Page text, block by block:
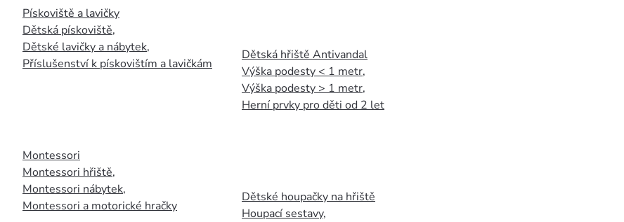
Pískoviště a lavičky
Dětská pískoviště,
Dětské lavičky a nábytek,
Příslušenství k pískovištím a lavičkám
Montessori
Montessori hřiště,
Montessori nábytek,
Montessori a motorické hračky
Dětská hřiště Antivandal
Výška podesty < 1 metr,
Výška podesty > 1 metr,
Herní prvky pro děti od 2 let
Dětské houpačky na hřiště
Houpací sestavy,